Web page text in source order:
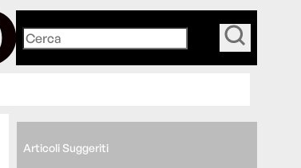
Articoli Suggeriti